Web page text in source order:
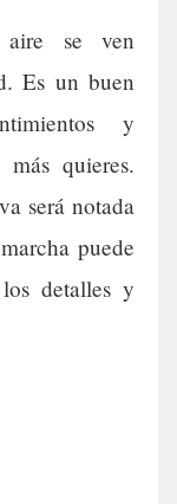
se ven
Es un buen
y
quieres.
será notada
puede
detalles y